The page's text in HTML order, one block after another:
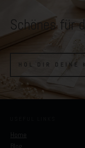
Schönes für
HOL DIR DEINE
Home
Blog